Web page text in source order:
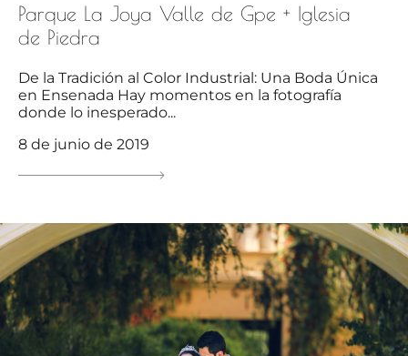
Parque La Joya Valle de Gpe + Iglesia
de Piedra
De la Tradición al Color Industrial: Una Boda Única
en Ensenada Hay momentos en la fotografía
donde lo inesperado...
8 de junio de 2019